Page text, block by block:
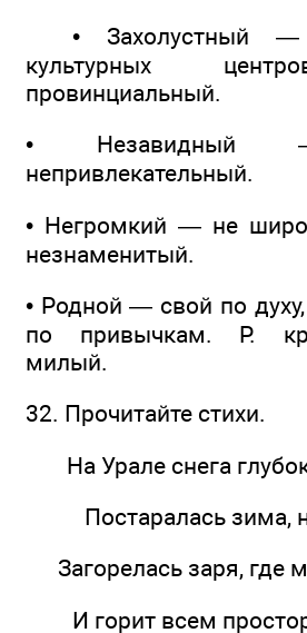
• Захолустный —
культурных
провинциальный.
• Незавидный
непривлекательный.
• Негромкий — не
незнаменитый.
• Родной — свой по
по привычкам. Р.
милый.
32. Прочитайте стихи.
На Урале снега
Постаралась зима,
Загорелась заря, где
И горит всем